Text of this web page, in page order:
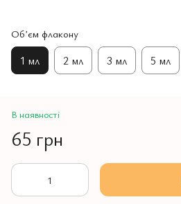
Обʼєм флакону
1 мл 2 мл 3 мл 5 мл
В наявності
65 грн